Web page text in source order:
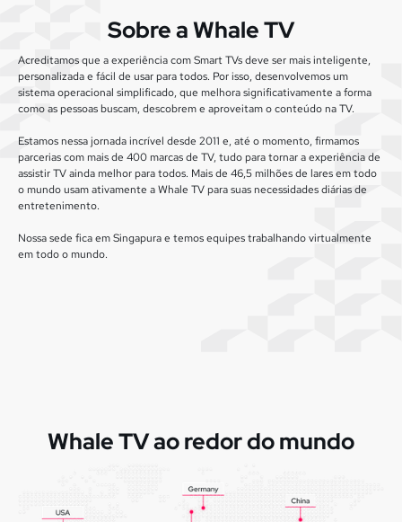
Sobre a Whale TV
Acreditamos que a experiência com Smart TVs deve ser mais inteligente,
personalizada e fácil de usar para todos. Por isso, desenvolvemos um
sistema operacional simplificado, que melhora significativamente a forma
como as pessoas buscam, descobrem e aproveitam o conteúdo na TV.
Estamos nessa jornada incrível desde 2011 e, até o momento, firmamos
parcerias com mais de 400 marcas de TV, tudo para tornar a experiência de
assistir TV ainda melhor para todos. Mais de 46,5 milhões de lares em todo
o mundo usam ativamente a Whale TV para suas necessidades diárias de
entretenimento.
Nossa sede fica em Singapura e temos equipes trabalhando virtualmente
em todo o mundo.
Whale TV ao redor do mundo